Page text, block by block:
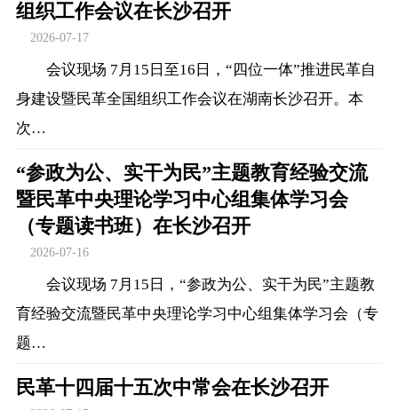
组织工作会议在长沙召开
2026-07-17
会议现场 7月15日至16日，“四位一体”推进民革自
身建设暨民革全国组织工作会议在湖南长沙召开。本
次…
“参政为公、实干为民”主题教育经验交流
暨民革中央理论学习中心组集体学习会
（专题读书班）在长沙召开
2026-07-16
会议现场 7月15日，“参政为公、实干为民”主题教
育经验交流暨民革中央理论学习中心组集体学习会（专
题…
民革十四届十五次中常会在长沙召开